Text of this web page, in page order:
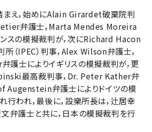
え，始めにAlain Girardet破棄院判
弁護士，Marta Mendes Moreira
スの模擬裁判が，次にRichard Hacon
（IPEC）判事，Alex Wilson弁護士，
護士によりイギリスの模擬裁判が，更
最高裁判事，Dr. Peter Kather弁
Augenstein弁護士によりドイツの模
行われ，最後に，設樂所長は，辻居幸
弁護士と共に，日本の模擬裁判を行